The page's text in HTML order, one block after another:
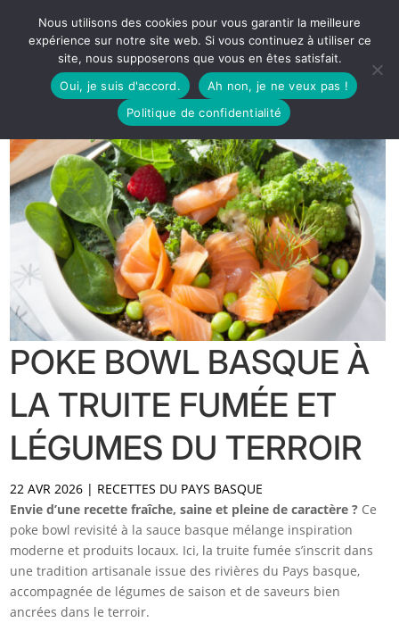
POKE BOWL BASQUE À
LA TRUITE FUMÉE ET
LÉGUMES DU TERROIR
22 AVR 2026 | RECETTES DU PAYS BASQUE
Envie d’une recette fraîche, saine et pleine de caractère ? Ce
poke bowl revisité à la sauce basque mélange inspiration
moderne et produits locaux. Ici, la truite fumée s’inscrit dans
une tradition artisanale issue des rivières du Pays basque,
accompagnée de légumes de saison et de saveurs bien
ancrées dans le terroir.
Nous utilisons des cookies pour vous garantir la meilleure
expérience sur notre site web. Si vous continuez à utiliser ce
site, nous supposerons que vous en êtes satisfait.
Oui, je suis d'accord.
Ah non, je ne veux pas !
Politique de confidentialité